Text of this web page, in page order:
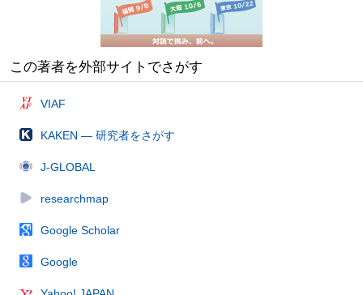
この著者を外部サイトでさがす
VIAF
KAKEN — 研究者をさがす
J-GLOBAL
researchmap
Google Scholar
Google